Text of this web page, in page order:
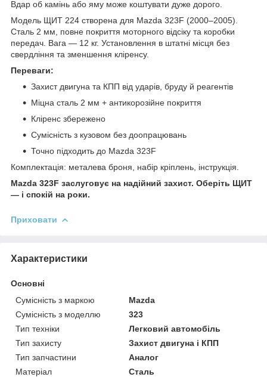
Вдар об камінь або яму може коштувати дуже дорого.
Модель ЩИТ 224 створена для Mazda 323F (2000–2005).
Сталь 2 мм, повне покриття моторного відсіку та коробки
передач. Вага — 12 кг. Установлення в штатні місця без
свердління та зменшення кліренсу.
Переваги:
Захист двигуна та КПП від ударів, бруду й реагентів
Міцна сталь 2 мм + антикорозійне покриття
Кліренс збережено
Сумісність з кузовом без доопрацювань
Точно підходить до Mazda 323F
Комплектація: металева броня, набір кріплень, інструкція.
Mazda 323F заслуговує на надійний захист. Оберіть ЩИТ
— і спокій на роки.
Приховати
Характеристики
Основні
Сумісність з маркою
Mazda
Сумісність з моделлю
323
Тип техніки
Легковий автомобіль
Тип захисту
Захист двигуна і КПП
Тип запчастини
Аналог
Матеріал
Сталь